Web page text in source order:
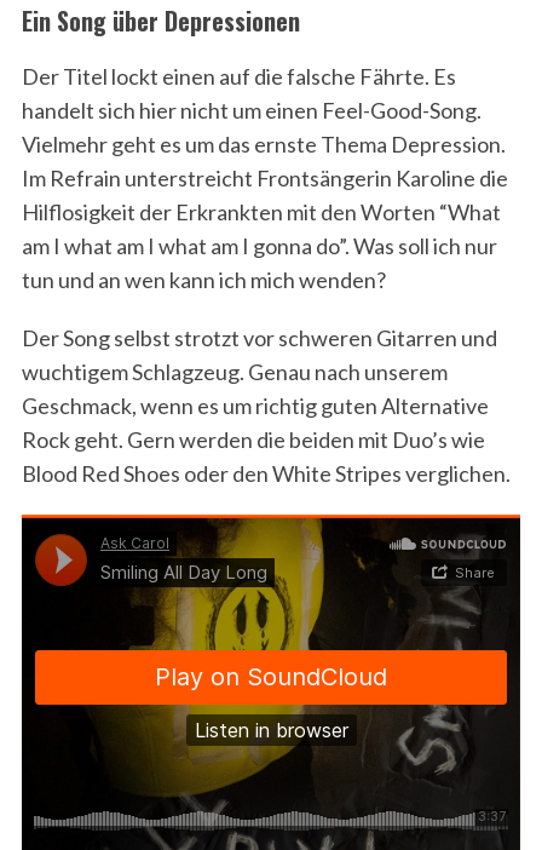
Ein Song über Depressionen
Der Titel lockt einen auf die falsche Fährte. Es
handelt sich hier nicht um einen Feel-Good-Song.
Vielmehr geht es um das ernste Thema Depression.
Im Refrain unterstreicht Frontsängerin Karoline die
Hilflosigkeit der Erkrankten mit den Worten “What
am I what am I what am I gonna do”. Was soll ich nur
tun und an wen kann ich mich wenden?
Der Song selbst strotzt vor schweren Gitarren und
wuchtigem Schlagzeug. Genau nach unserem
Geschmack, wenn es um richtig guten Alternative
Rock geht. Gern werden die beiden mit Duo’s wie
Blood Red Shoes oder den White Stripes verglichen.